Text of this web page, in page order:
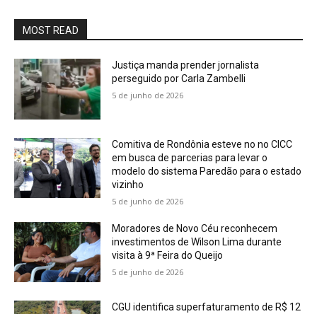
MOST READ
Justiça manda prender jornalista
perseguido por Carla Zambelli
5 de junho de 2026
Comitiva de Rondônia esteve no no CICC
em busca de parcerias para levar o
modelo do sistema Paredão para o estado
vizinho
5 de junho de 2026
Moradores de Novo Céu reconhecem
investimentos de Wilson Lima durante
visita à 9ª Feira do Queijo
5 de junho de 2026
CGU identifica superfaturamento de R$ 12